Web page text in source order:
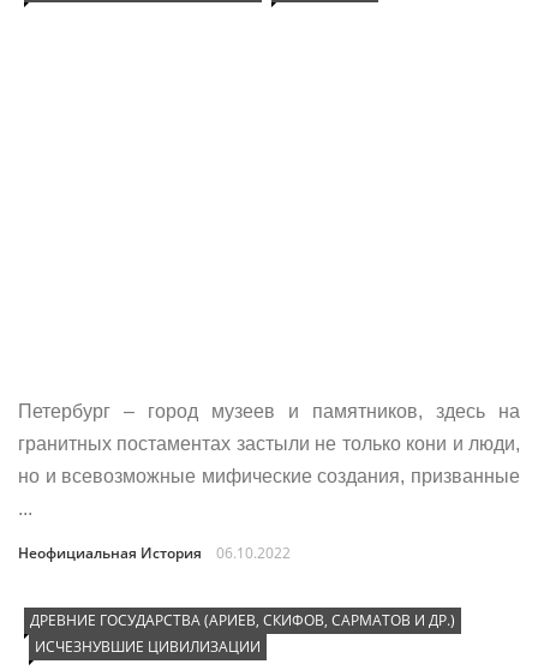
Петербург – город музеев и памятников, здесь на
гранитных постаментах застыли не только кони и люди,
но и всевозможные мифические создания, призванные
...
Неофициальная История 06.10.2022
ДРЕВНИЕ ГОСУДАРСТВА (АРИЕВ, СКИФОВ, САРМАТОВ И ДР.)
ИСЧЕЗНУВШИЕ ЦИВИЛИЗАЦИИ